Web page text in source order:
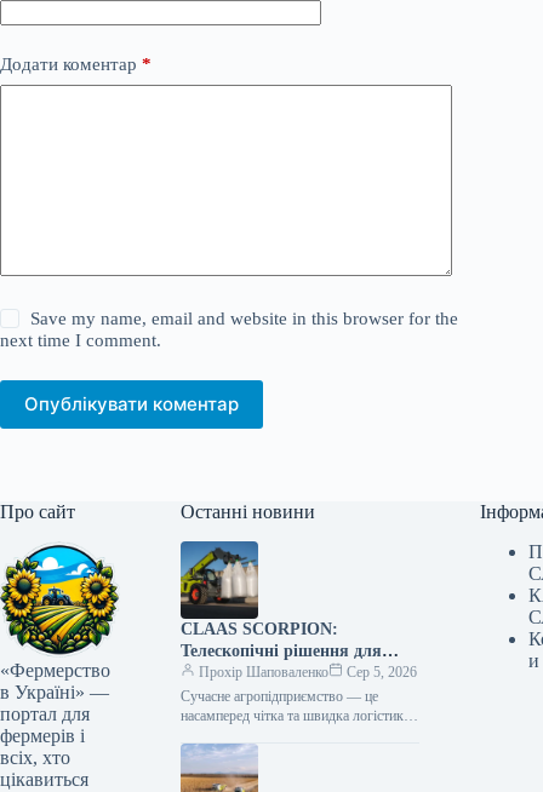
Додати коментар *
Save my name, email and website in this browser for the
next time I comment.
Опублікувати коментар
Про сайт
«Фермерство
в Україні» —
портал для
фермерів і
всіх, хто
цікавиться
Останні новини
CLAAS SCORPION:
Телескопічні рішення для
ефективного агрологістичного
менеджменту
Прохір Шаповаленко
Сер 5, 2026
Сучасне агропідприємство — це
насамперед чітка та швидка логістика.
тисяч тонн зерна, робота з
біогазовими…
и